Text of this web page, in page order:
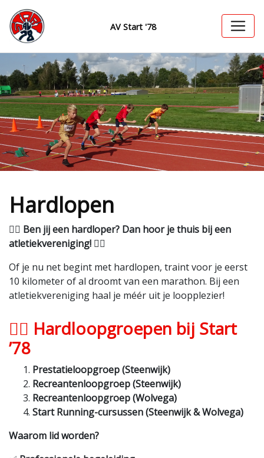
AV Start '78
Hardlopen
🏃‍♂️ Ben jij een hardloper? Dan hoor je thuis bij een
atletiekvereniging! 🏃‍♀️
Of je nu net begint met hardlopen, traint voor je eerst
10 kilometer of al droomt van een marathon. Bij een
atletiekvereniging haal je méér uit je loopplezier!
🏃‍♀️ Hardloopgroepen bij Start
’78
Prestatieloopgroep (Steenwijk)
Recreantenloopgroep (Steenwijk)
Recreantenloopgroep (Wolvega)
Start Running-cursussen (Steenwijk & Wolvega)
Waarom lid worden?